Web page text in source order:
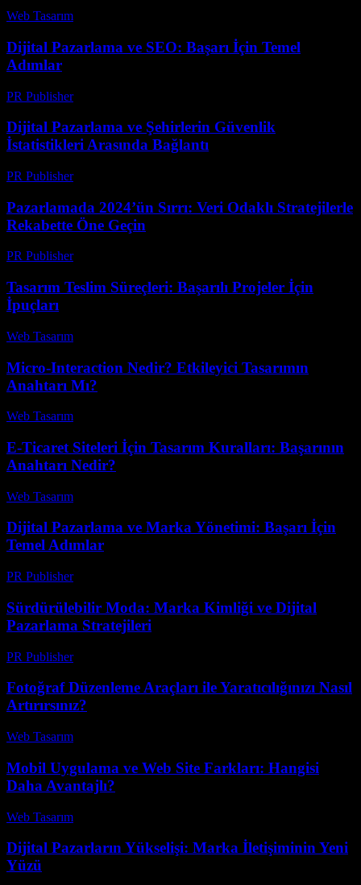
Web Tasarım
Dijital Pazarlama ve SEO: Başarı İçin Temel
Adımlar
PR Publisher-
Dijital Pazarlama ve Şehirlerin Güvenlik
İstatistikleri Arasında Bağlantı
PR Publisher-
Pazarlamada 2024’ün Sırrı: Veri Odaklı Stratejilerle
Rekabette Öne Geçin
PR Publisher-
Tasarım Teslim Süreçleri: Başarılı Projeler İçin
İpuçları
Web Tasarım
Micro-Interaction Nedir? Etkileyici Tasarımın
Anahtarı Mı?
Web Tasarım
E-Ticaret Siteleri İçin Tasarım Kuralları: Başarının
Anahtarı Nedir?
Web Tasarım
Dijital Pazarlama ve Marka Yönetimi: Başarı İçin
Temel Adımlar
PR Publisher-
Sürdürülebilir Moda: Marka Kimliği ve Dijital
Pazarlama Stratejileri
PR Publisher-
Fotoğraf Düzenleme Araçları ile Yaratıcılığınızı Nasıl
Artırırsınız?
Web Tasarım
Mobil Uygulama ve Web Site Farkları: Hangisi
Daha Avantajlı?
Web Tasarım
Dijital Pazarların Yükselişi: Marka İletişiminin Yeni
Yüzü